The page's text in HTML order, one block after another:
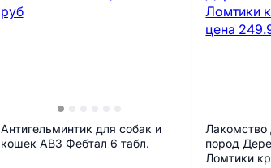
Антигельминтик для собак и
кошек АВЗ Фебтал 6 табл.
Лакомство
пород
Ломтики